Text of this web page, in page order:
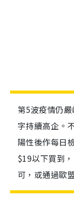
第5波疫情仍
字持續高企。
陽性後作每日
$19以下買到
可，或通過歐